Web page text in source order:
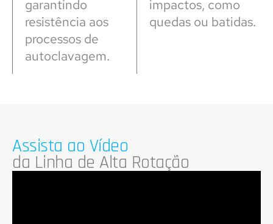
garantindo
resistência aos
processos de
autoclavagem.
impactos, como
quedas ou batidas.
Assista ao Vídeo
da Linha de Alta Rotação